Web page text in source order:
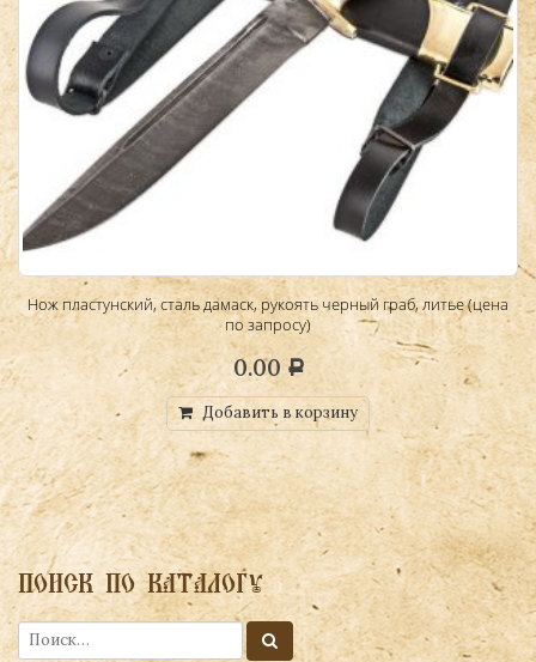
Нож пластунский, сталь дамаск, рукоять черный граб, литье (цена
по запросу)
0.00Р
Добавить в корзину
ПОИСК ПО КАТАЛОГУ